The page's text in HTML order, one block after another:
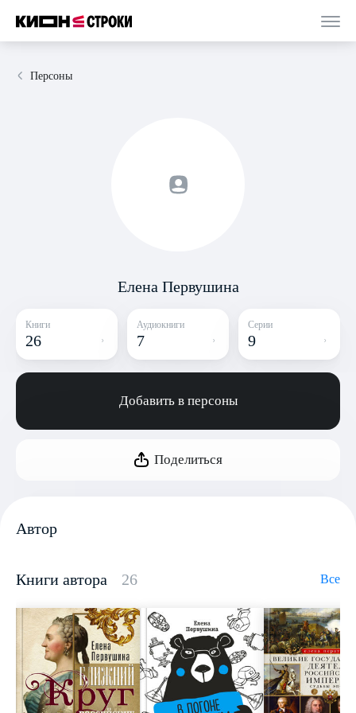
Персоны
Елена Первушина
Книги
26
Аудиокниги
7
Серии
9
Добавить в персоны
Поделиться
Автор
Книги автора 26 Все